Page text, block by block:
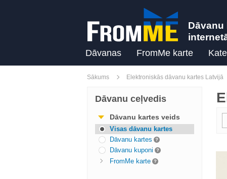
Dāvanu
Dāvanas FromMe karte
Sākums Elektroniskās dāvanu kartes Latvijā
Dāvanu ceļvedis
Dāvanu kartes veids
Visas dāvanu kartes
Dāvanu kartes
Dāvanu kuponi
FromMe karte